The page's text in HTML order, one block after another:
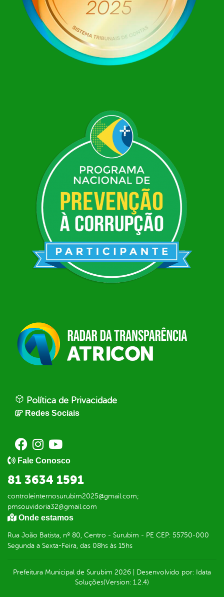
Política de Privacidade
Redes Sociais
Fale Conosco
81 3634 1591
controleinternosurubim2025@gmail.com;
pmsouvidoria32@gmail.com
Onde estamos
Rua João Batista, nº 80, Centro - Surubim - PE CEP: 55750-000
Segunda a Sexta-Feira, das 08hs às 15hs
Prefeitura Municipal de Surubim 2026 Desenvolvido por: Idata
Soluções(Version: 1.2.4)